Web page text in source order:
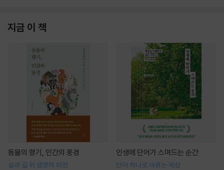
지금 이 책
동물의 향기, 인간의 풍경
숲과 길 위 생명의 여정
인생에 단어가 스며드는 순간
단어 하나로 바뀌는 세상